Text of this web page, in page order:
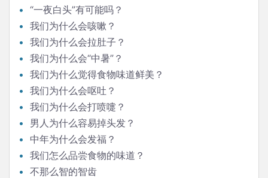
“一夜白头”有可能吗？
我们为什么会咳嗽？
我们为什么会拉肚子？
我们为什么会“中暑”？
我们为什么觉得食物味道鲜美？
我们为什么会呕吐？
我们为什么会打喷嚏？
男人为什么容易掉头发？
中年为什么会发福？
我们怎么品尝食物的味道？
不那么智的智齿